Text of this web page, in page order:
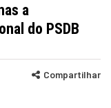
a
do PSDB
Compartilhar